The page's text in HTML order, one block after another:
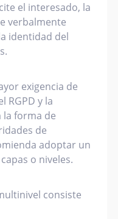
el interesado, la
verbalmente
identidad del
exigencia de
RGPD y la
la forma de
de
adoptar un
o niveles.
consiste